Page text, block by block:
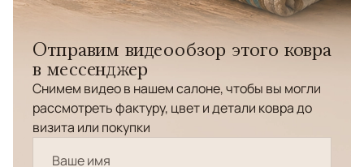
Отправим видеообзор этого ковра
в мессенджер
Снимем видео в нашем салоне, чтобы вы могли
рассмотреть фактуру, цвет и детали ковра до
визита или покупки